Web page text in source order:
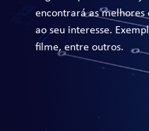
encontrará as melhores
ao seu interesse.
filme, entre outros.